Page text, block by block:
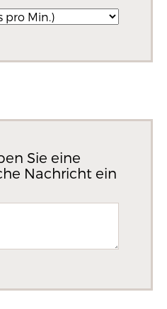
Sie eine
Nachricht ein